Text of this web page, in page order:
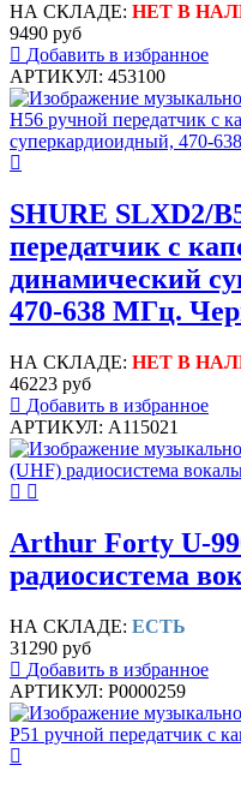
НА СКЛАДЕ: НЕТ В
9490 руб
Добавить в избранное
АРТИКУЛ: 453100
SHURE SLXD2/
передатчик с
динамический
470-638 МГц.
НА СКЛАДЕ: НЕТ В
46223 руб
Добавить в избранное
АРТИКУЛ: A115021
Arthur Forty U-
радиосистема
НА СКЛАДЕ: ЕСТЬ
31290 руб
Добавить в избранное
АРТИКУЛ: P0000259